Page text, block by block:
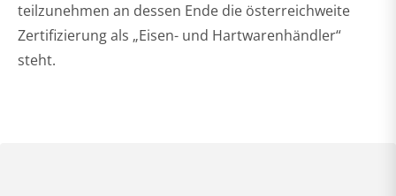
teilzunehmen an dessen Ende die österreichweite
Zertifizierung als „Eisen- und Hartwarenhändler“
steht.